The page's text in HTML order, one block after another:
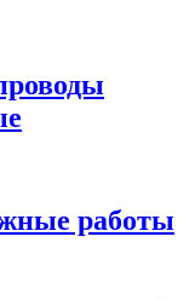
работы